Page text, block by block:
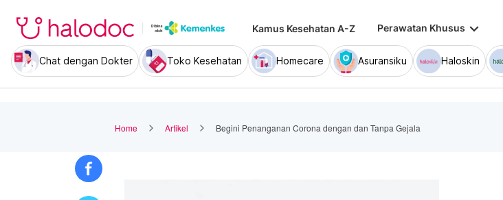
Kamus Kesehatan A-Z Perawatan Khusus keyboard_arrow_down
Chat dengan Dokter Toko Kesehatan Homecare Asuransiku Haloskin
Home Artikel Begini Penanganan Corona dengan dan Tanpa Gejala